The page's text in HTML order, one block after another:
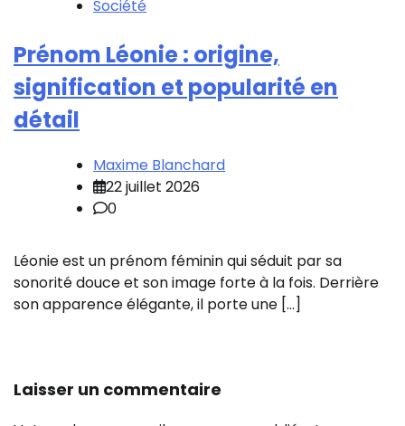
Société
Prénom Léonie : origine,
signification et popularité en
détail
Maxime Blanchard
22 juillet 2026
0
Léonie est un prénom féminin qui séduit par sa
sonorité douce et son image forte à la fois. Derrière
son apparence élégante, il porte une […]
Laisser un commentaire